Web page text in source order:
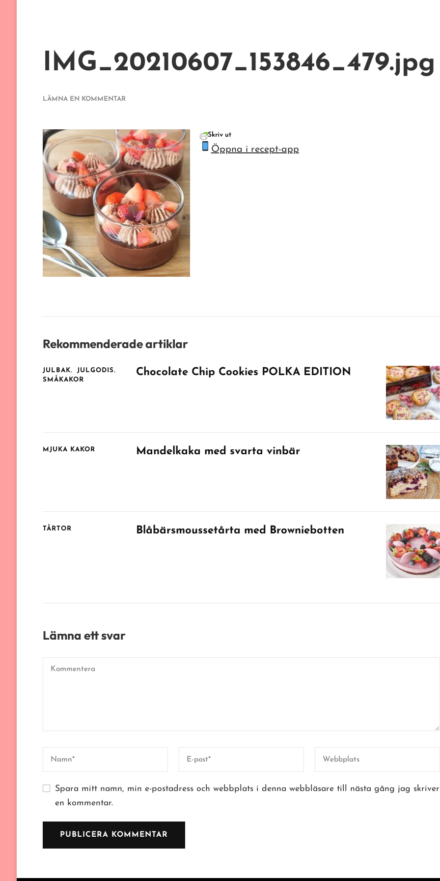
IMG_20210607_153846_479.jpg
LÄMNA EN KOMMENTARPÅ
Skriv ut
Öppna i recept-app
Rekommenderade artiklar
JULBAK
JULGODIS
SMÅKAKOR
Chocolate Chip Cookies POLKA EDITION
MJUKA KAKOR Mandelkaka med svarta vinbär
TÅRTOR Blåbärsmoussetårta med Browniebotten
Lämna ett svar
Spara mitt namn, min e-postadress och webbplats i denna webbläsare till nästa gång jag skriver
en kommentar.